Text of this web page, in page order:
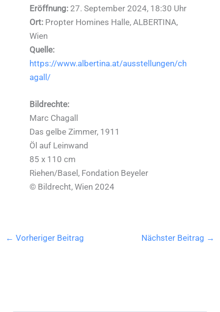
Eröffnung: 27. September 2024, 18:30 Uhr
Ort: Propter Homines Halle, ALBERTINA,
Wien
Quelle:
https://www.albertina.at/ausstellungen/ch
agall/
Bildrechte:
Marc Chagall
Das gelbe Zimmer, 1911
Öl auf Leinwand
85 x 110 cm
Riehen/Basel, Fondation Beyeler
© Bildrecht, Wien 2024
← Vorheriger Beitrag Nächster Beitrag →